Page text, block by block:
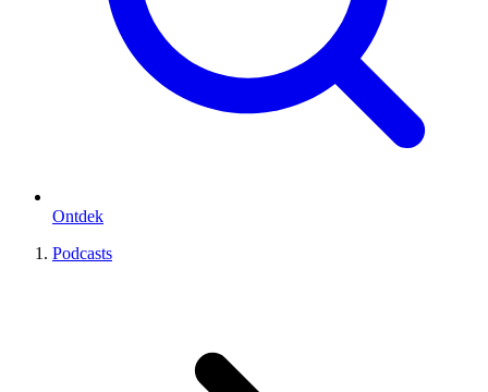
Ontdek
Podcasts